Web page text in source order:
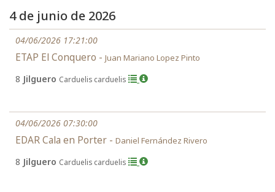
4 de junio de 2026
04/06/2026 17:21:00
ETAP El Conquero - Juan Mariano Lopez Pinto
8 Jilguero Carduelis carduelis
04/06/2026 07:30:00
EDAR Cala en Porter - Daniel Fernández Rivero
8 Jilguero Carduelis carduelis